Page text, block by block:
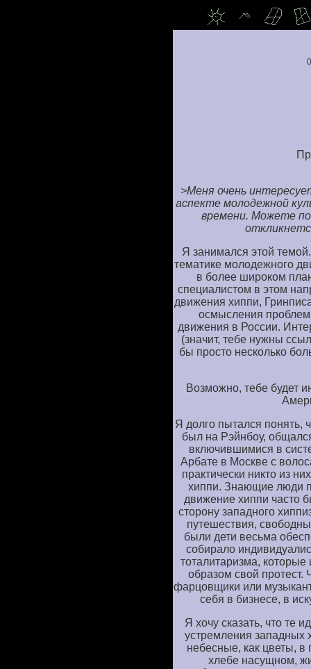
>Меня очень
аспекте молодежной
времени. Можете
Я занимался этой
тематике молодежного
в более широком
специалистом в этом
движения хиппи,
осмысления проблем
движения в России.
(значит, тебе нужны
бы просто несколько
Возможно, тебе будет
Я долго пытался понять,
был на Рэйнбоу,
включившимися в
Арбате в Москве с
практически никто из
хиппи. Знающие люди
движение хиппи часто
сторону западного
путешествия,
были дети весьма
собирало
тоталитаризма,
образом свой протест.
фарцовщики или
себя в бизнесе, в
Я хочу сказать, что те
устремления западных
небесные, как цветы, в
хлебе насущном,